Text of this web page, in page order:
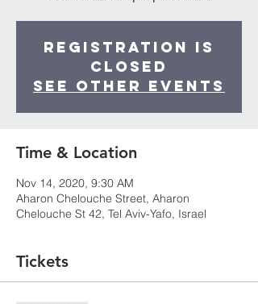
Registration is
Closed
See other events
Time & Location
Nov 14, 2020, 9:30 AM
Aharon Chelouche Street, Aharon
Chelouche St 42, Tel Aviv-Yafo, Israel
Tickets